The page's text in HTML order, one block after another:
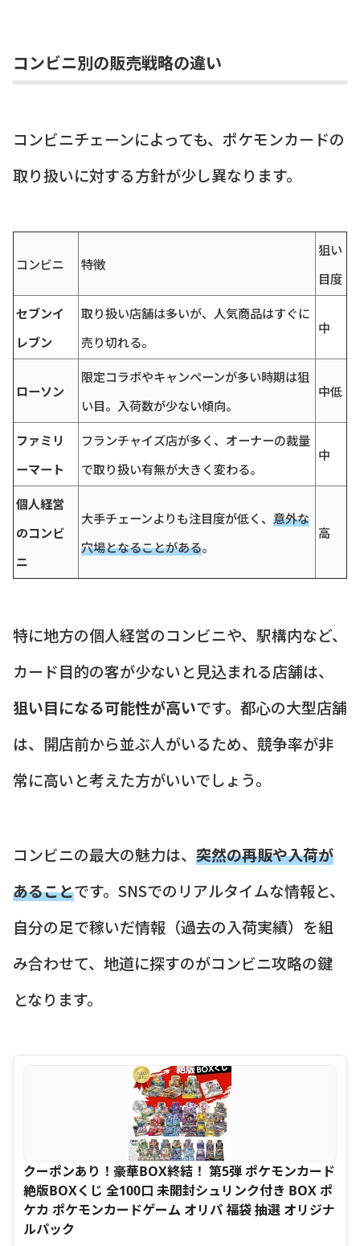
コンビニ別の販売戦略の違い
コンビニチェーンによっても、ポケモンカードの
取り扱いに対する方針が少し異なります。
コンビニ 特徴
狙い
目度
セブンイ
レブン
取り扱い店舗は多いが、人気商品はすぐに
売り切れる。
中
ローソン
限定コラボやキャンペーンが多い時期は狙
い目。入荷数が少ない傾向。
中低
ファミリ
ーマート
フランチャイズ店が多く、オーナーの裁量
で取り扱い有無が大きく変わる。
中
個人経営
のコンビ
ニ
大手チェーンよりも注目度が低く、 意外な
穴場となることがある。
高
特に地方の個人経営のコンビニや、駅構内など、
カード目的の客が少ないと見込まれる店舗は、
狙い目になる可能性が高いです。都心の大型店舗
は、開店前から並ぶ人がいるため、競争率が非
常に高いと考えた方がいいでしょう。
コンビニの最大の魅力は、 突然の再販や入荷が
あることです。SNSでのリアルタイムな情報と、
自分の足で稼いだ情報（過去の入荷実績）を組
み合わせて、地道に探すのがコンビニ攻略の鍵
となります。
クーポンあり！豪華BOX終結！ 第5弾 ポケモンカード
絶版BOXくじ 全100口 未開封シュリンク付き BOX ポ
ケカ ポケモンカードゲーム オリパ 福袋 抽選 オリジナ
ルパック